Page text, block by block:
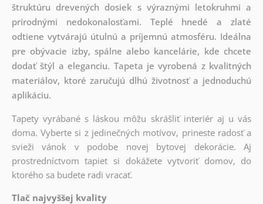
štruktúru drevených dosiek s výraznými letokruhmi a
prírodnými nedokonalosťami. Teplé hnedé a zlaté
odtiene vytvárajú útulnú a príjemnú atmosféru. Ideálna
pre obývacie izby, spálne alebo kancelárie, kde chcete
dodať štýl a eleganciu. Tapeta je vyrobená z kvalitných
materiálov, ktoré zaručujú dlhú životnosť a jednoduchú
aplikáciu.
Tapety vyrábané s láskou môžu skrášliť interiér aj u vás
doma. Vyberte si z jedinečných motívov, prineste radosť a
svieži vánok v podobe novej bytovej dekorácie. Aj
prostredníctvom tapiet si dokážete vytvoriť domov, do
ktorého sa budete radi vracať.
Tlač najvyššej kvality